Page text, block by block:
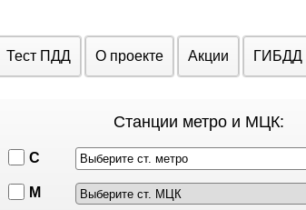
Тест ПДД О проекте Акции ГИБДД
C
M
Станции метро и МЦК:
Выберите ст. метро